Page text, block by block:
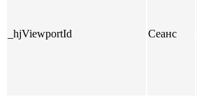
_hjViewportId Сеанс